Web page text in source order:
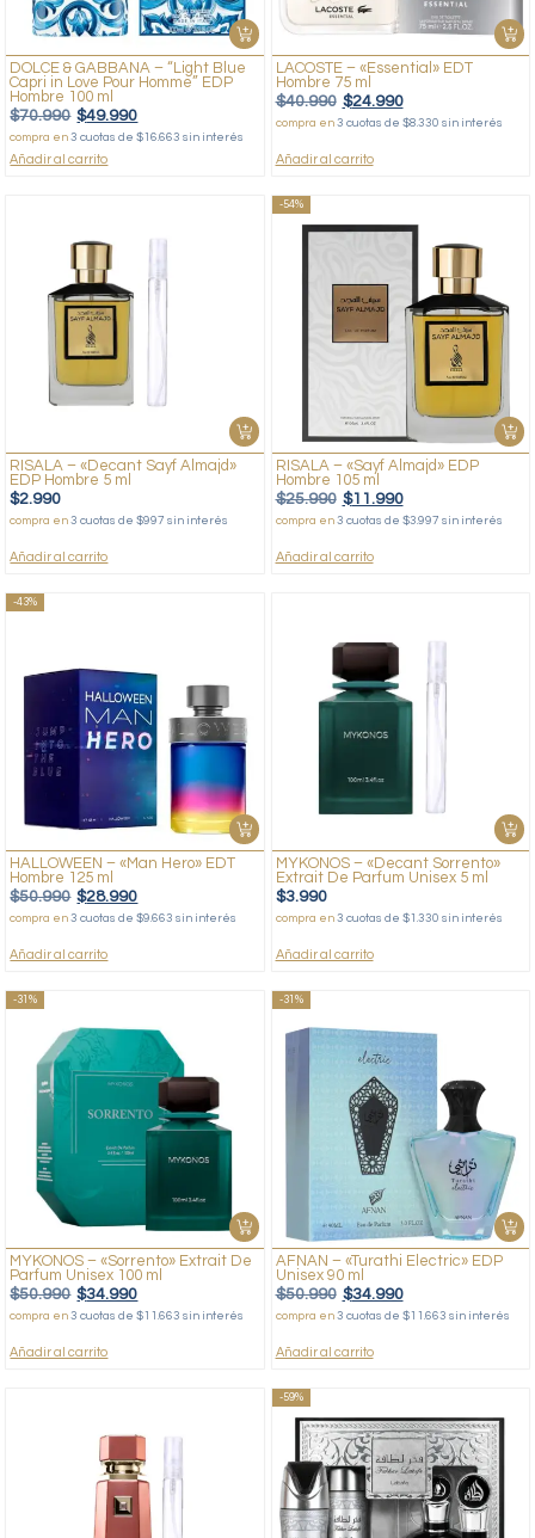
DOLCE & GABBANA – “Light Blue
Capri in Love Pour Homme” EDP
Hombre 100 ml
$70.990 $49.990
compra en3 cuotas de $16.663 sin interés
Añadir al carrito
LACOSTE – «Essential» EDT
Hombre 75 ml
$40.990 $24.990
compra en 3 cuotas de $8.330 sin interés
Añadir al carrito
RISALA – «Decant Sayf Almajd»
EDP Hombre 5 ml
$2.990
compra en3 cuotas de $997 sin interés
Añadir al carrito
-54%
RISALA – «Sayf Almajd» EDP
Hombre 105 ml
$25.990 $11.990
compra en 3 cuotas de $3.997 sin interés
Añadir al carrito
-43%
HALLOWEEN – «Man Hero» EDT
Hombre 125 ml
$50.990 $28.990
compra en3 cuotas de $9.663 sin interés
Añadir al carrito
MYKONOS – «Decant Sorrento»
Extrait De Parfum Unisex 5 ml
$3.990
compra en 3 cuotas de $1.330 sin interés
Añadir al carrito
-31%
MYKONOS – «Sorrento» Extrait De
Parfum Unisex 100 ml
$50.990 $34.990
compra en3 cuotas de $11.663 sin interés
Añadir al carrito
-31%
AFNAN – «Turathi Electric» EDP
Unisex 90 ml
$50.990 $34.990
compra en 3 cuotas de $11.663 sin interés
Añadir al carrito
-59%